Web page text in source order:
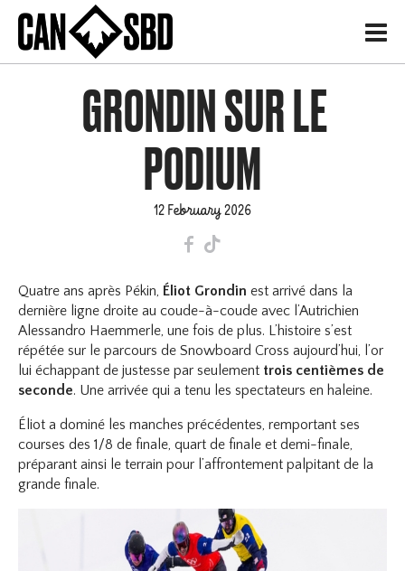
H
GRONDIN SUR LE
PODIUM
12 February 2026
F T
Quatre ans après Pékin, Éliot Grondinest arrivé dans la
dernière ligne droite au coude-à-coude avec l’Autrichien
Alessandro Haemmerle, une fois de plus. L’histoire s’est
répétée sur le parcours de Snowboard Cross aujourd’hui, l’or
lui échappant de justesse par seulement trois centièmes de
seconde. Une arrivée qui a tenu les spectateurs en haleine.
Éliot a dominé les manches précédentes, remportant ses
courses des 1/8 de finale, quart de finale et demi-finale,
préparant ainsi le terrain pour l’affrontement palpitant de la
grande finale.